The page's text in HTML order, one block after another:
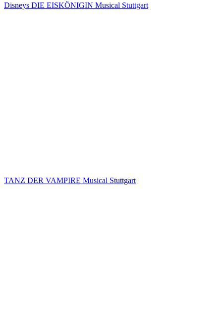
Disneys DIE EISKÖNIGIN Musical Stuttgart
TANZ DER VAMPIRE Musical Stuttgart